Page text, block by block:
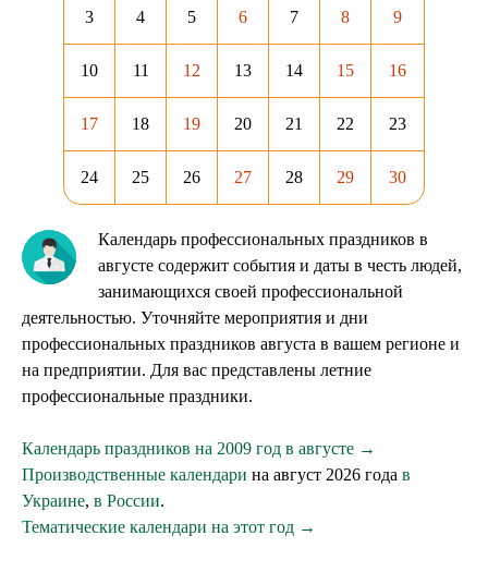
3 4 5 6 7 8 9
10 11 12 13 14 15 16
17 18 19 20 21 22 23
24 25 26 27 28 29 30
Календарь профессиональных праздников в
августе содержит события и даты в честь людей,
занимающихся своей профессиональной
деятельностью. Уточняйте мероприятия и дни
профессиональных праздников августа в вашем регионе и
на предприятии. Для вас представлены летние
профессиональные праздники.
Календарь праздников на 2009 год в августе →
Производственные календари на август 2026 года в
Украине, в России.
Тематические календари на этот год →